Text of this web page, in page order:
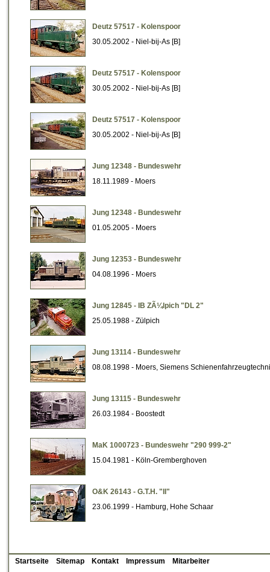
Deutz 57517 - Kolenspoor
30.05.2002 - Niel-bij-As [B]
Deutz 57517 - Kolenspoor
30.05.2002 - Niel-bij-As [B]
Deutz 57517 - Kolenspoor
30.05.2002 - Niel-bij-As [B]
Jung 12348 - Bundeswehr
18.11.1989 - Moers
Jung 12348 - Bundeswehr
01.05.2005 - Moers
Jung 12353 - Bundeswehr
04.08.1996 - Moers
Jung 12845 - IB ZÃ¼lpich "DL 2"
25.05.1988 - Zülpich
Jung 13114 - Bundeswehr
08.08.1998 - Moers, Siemens
Jung 13115 - Bundeswehr
26.03.1984 - Boostedt
MaK 1000723 - Bundeswehr "290 999-2"
15.04.1981 - Köln-Gremberghoven
O&K 26143 - G.T.H. "II"
23.06.1999 - Hamburg, Hohe Schaar
Startseite Sitemap Kontakt Impressum Mitarbeiter